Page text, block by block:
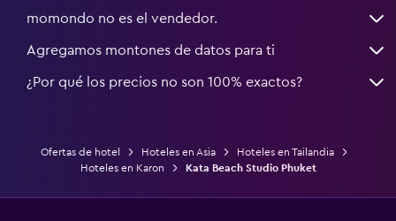
momondo no es el vendedor.
Agregamos montones de datos para ti
¿Por qué los precios no son 100% exactos?
Ofertas de hotel Hoteles en Asia
Hoteles en Tailandia
Hoteles en Karon
Kata Beach Studio Phuket